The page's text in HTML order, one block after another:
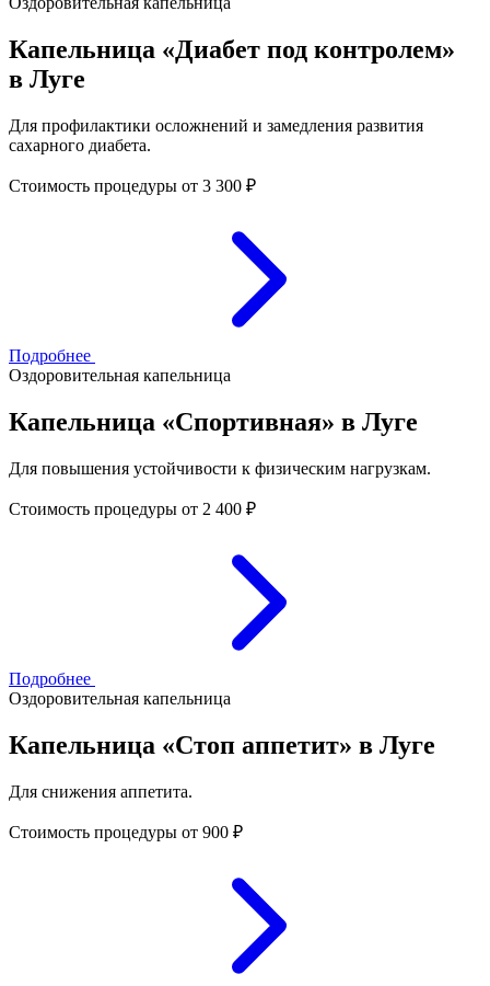
Капельница «Диабет под контролем»
в Луге
Для профилактики осложнений и замедления развития
сахарного диабета.
Стоимость процедуры от 3 300 ₽
Подробнее
Оздоровительная капельница
Капельница «Спортивная» в Луге
Для повышения устойчивости к физическим нагрузкам.
Стоимость процедуры от 2 400 ₽
Подробнее
Оздоровительная капельница
Капельница «Стоп аппетит» в Луге
Для снижения аппетита.
Стоимость процедуры от 900 ₽